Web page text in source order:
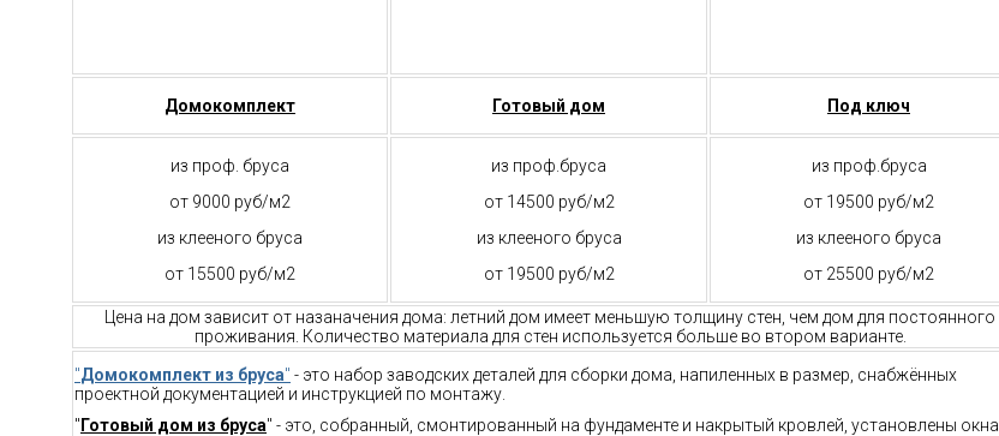
Домокомплект Готовый дом Под ключ
из проф. бруса
от 9000 руб/м2
из клееного бруса
от 15500 руб/м2
из проф.бруса
от 14500 руб/м2
из клееного бруса
от 19500 руб/м2
из проф.бруса
от 19500 руб/м2
из клееного бруса
от 25500 руб/м2
Цена на дом зависит от назаначения дома: летний дом имеет меньшую толщину стен, чем дом для постоянного
проживания. Количество материала для стен используется больше во втором варианте.
"Домокомплект из бруса" - это набор заводских деталей для сборки дома, напиленных в размер, снабжённых
проектной документацией и инструкцией по монтажу.
" Готовый дом из бруса" - это, собранный, смонтированный на фундаменте и накрытый кровлей, установлены окна,